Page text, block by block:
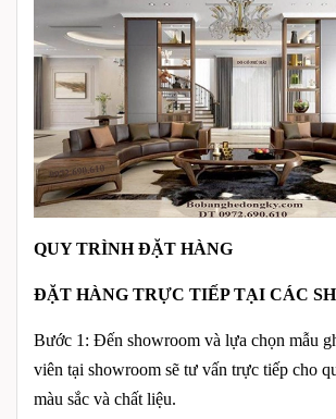
QUY TRÌNH ĐẶT HÀNG
ĐẶT HÀNG TRỰC TIẾP TẠI CÁC
Bước 1: Đến showroom và lựa chọn mẫu
viên tại showroom sẽ tư vấn trực tiếp cho
màu sắc và chất liệu.